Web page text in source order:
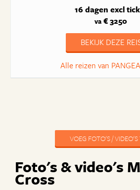
16 dagen excl
va € 3250
BEKIJK DEZE
Alle reizen van
VOEG FOTO'S /
Foto's & video's
Cross